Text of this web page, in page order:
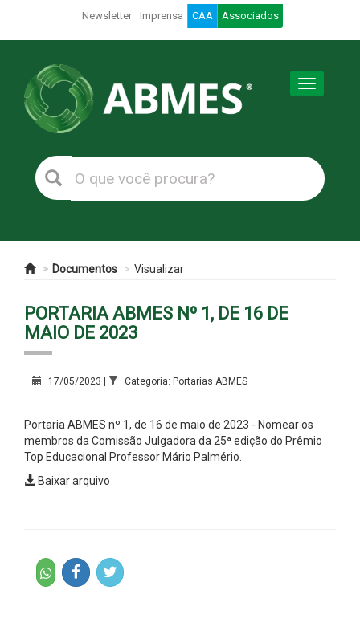
Newsletter Imprensa CAA Associados
Toggle
Documentos Visualizar
PORTARIA ABMES Nº 1, DE 16 DE
MAIO DE 2023
17/05/2023 | Categoria: Portarias ABMES
Portaria ABMES nº 1, de 16 de maio de 2023 - Nomear os
membros da Comissão Julgadora da 25ª edição do Prêmio
Top Educacional Professor Mário Palmério.
Baixar arquivo